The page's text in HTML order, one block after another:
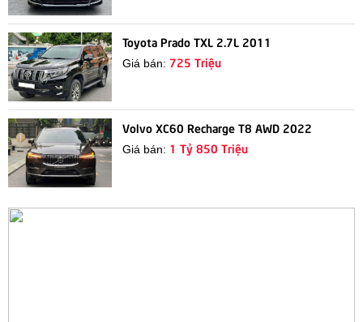
Toyota Prado TXL 2.7L 2011
Giá bán: 725 Triệu
Volvo XC60 Recharge T8 AWD 2022
Giá bán: 1 Tỷ 850 Triệu